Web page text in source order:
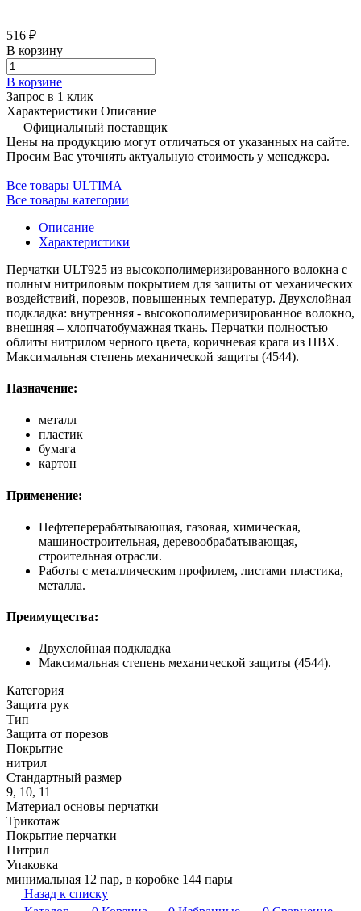
516 ₽
В корзину
В корзине
Запрос в 1 клик
Характеристики Описание
Официальный поставщик
Цены на продукцию могут отличаться от указанных на сайте.
Просим Вас уточнять актуальную стоимость у менеджера.
Все товары ULTIMA
Все товары категории
Описание
Характеристики
Перчатки ULT925 из высокополимеризированного волокна c
полным нитриловым покрытием для защиты от механических
воздействий, порезов, повышенных температур. Двухслойная
подкладка: внутренняя - высокополимеризированное волокно,
внешняя – хлопчатобумажная ткань. Перчатки полностью
облиты нитрилом черного цвета, коричневая крага из ПВХ.
Максимальная степень механической защиты (4544).
Назначение:
металл
пластик
бумага
картон
Применение:
Нефтеперерабатывающая, газовая, химическая,
машиностроительная, деревообрабатывающая,
строительная отрасли.
Работы с металлическим профилем, листами пластика,
металла.
Преимущества:
Двухслойная подкладка
Максимальная степень механической защиты (4544).
Категория
Защита рук
Тип
Защита от порезов
Покрытие
нитрил
Стандартный размер
9, 10, 11
Материал основы перчатки
Трикотаж
Покрытие перчатки
Нитрил
Упаковка
минимальная 12 пар, в коробке 144 пары
Назад к списку